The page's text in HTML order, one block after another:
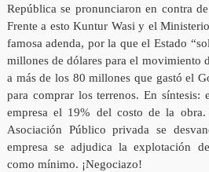
República se pronunciaron en contra
Frente a esto Kuntur Wasi y el
famosa adenda, por la que el Estado
millones de dólares para el movimiento
a más de los 80 millones que gastó el
para comprar los terrenos. En
empresa el 19% del costo de la
Asociación Público privada se
empresa se adjudica la explotación
como mínimo. ¡Negociazo!